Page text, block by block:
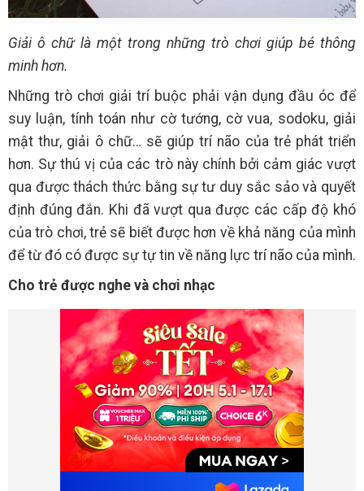
Giải ô chữ là một trong những trò chơi giúp bé thông
minh hơn.
Những trò chơi giải trí buộc phải vận dụng đầu óc để
suy luận, tính toán như cờ tướng, cờ vua, sodoku, giải
mật thư, giải ô chữ… sẽ giúp trí não của trẻ phát triển
hơn. Sự thú vị của các trò này chính bởi cảm giác vượt
qua được thách thức bằng sự tư duy sắc sảo và quyết
định đúng đắn. Khi đã vượt qua được các cấp độ khó
của trò chơi, trẻ sẽ biết được hơn về khả năng của mình
để từ đó có được sự tự tin về năng lực trí não của mình.
Cho trẻ được nghe và chơi nhạc